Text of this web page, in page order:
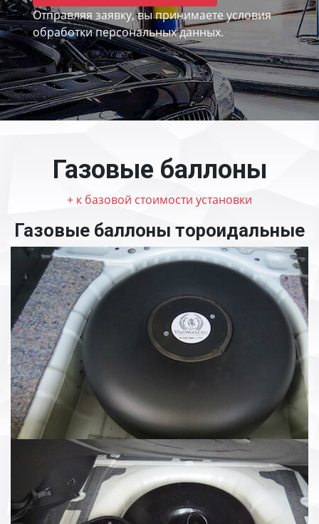
Отправляя заявку, вы принимаете условия
обработки персональных данных.
Газовые баллоны
+ к базовой стоимости установки
Газовые баллоны тороидальные